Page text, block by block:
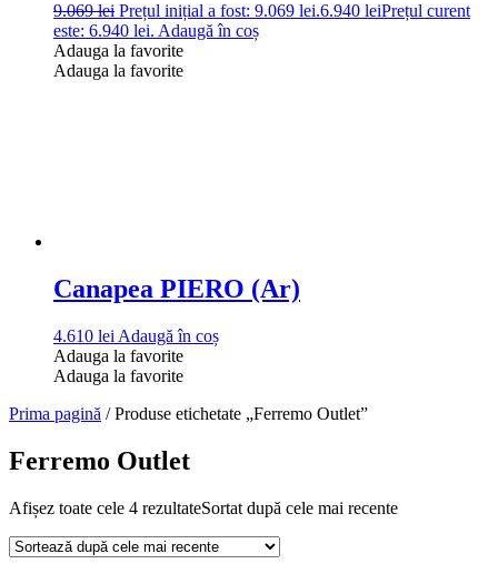
9.069lei Prețul inițial a fost: 9.069 lei.6.940 leiPrețul curent
este: 6.940 lei. Adaugă în coș
Adauga la favorite
Adauga la favorite
Canapea PIERO (Ar)
4.610 lei Adaugă în coș
Adauga la favorite
Adauga la favorite
Prima pagină / Produse etichetate „Ferremo Outlet”
Ferremo Outlet
Afișez toate cele 4 rezultateSortat după cele mai recente